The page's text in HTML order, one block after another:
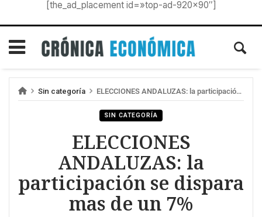
[the_ad_placement id=»top-ad-920×90″]
Sin categoría ELECCIONES ANDALUZAS: la participación se dispara mas de un 7%
SIN CATEGORÍA
ELECCIONES
ANDALUZAS: la
participación se dispara
mas de un 7%